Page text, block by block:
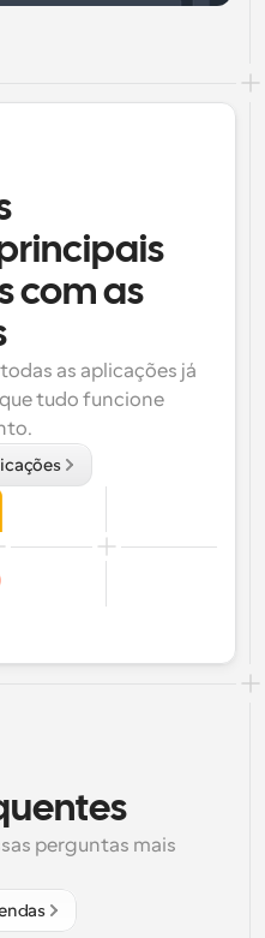
com as
as aplicações já
tudo funcione
perguntas mais